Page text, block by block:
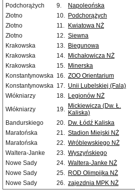
Podchorążych
9. Napoleońska
Złotno
10. Podchorążych
Złotno
11. Kwiatowa NŻ
Złotno
12. Siewna
Krakowska
13. Biegunowa
Krakowska
14. Michałowicza NŻ
Krakowska
15. Minerska
Konstantynowska 16. ZOO Orientarium
Konstantynowska 17. Unii Lubelskiej (Fala)
Włókniarzy
18. Legionów NŻ
Włókniarzy
19. Mickiewicza (Dw. Ł.
Kaliska)
Bandurskiego 20. Dw. Łódź Kaliska
Maratońska
21. Stadion Miejski NŻ
Maratońska
22. Wróblewskiego NŻ
Waltera-Janke
23. Wyszyńskiego
Nowe Sady
24. Waltera-Janke NŻ
Nowe Sady
25. ROD Olimpijka NŻ
Nowe Sady
26. zajezdnia MPK NŻ